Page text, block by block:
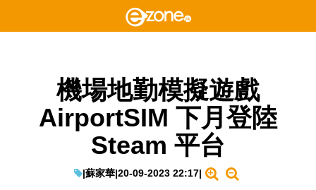
機場地勤模擬遊戲
AirportSIM 下月登陸
Steam 平台
|蘇家華|20-09-2023 22:17|